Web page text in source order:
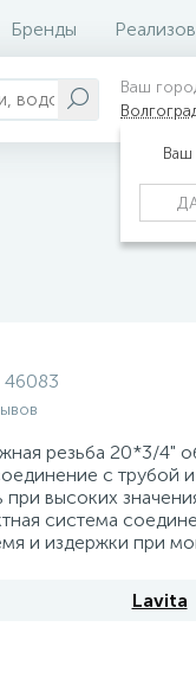
Бренды
Ваш
Ваш
46083
резьба 20*3/4"
с трубой
высоких
система
и издержки при
Lavita